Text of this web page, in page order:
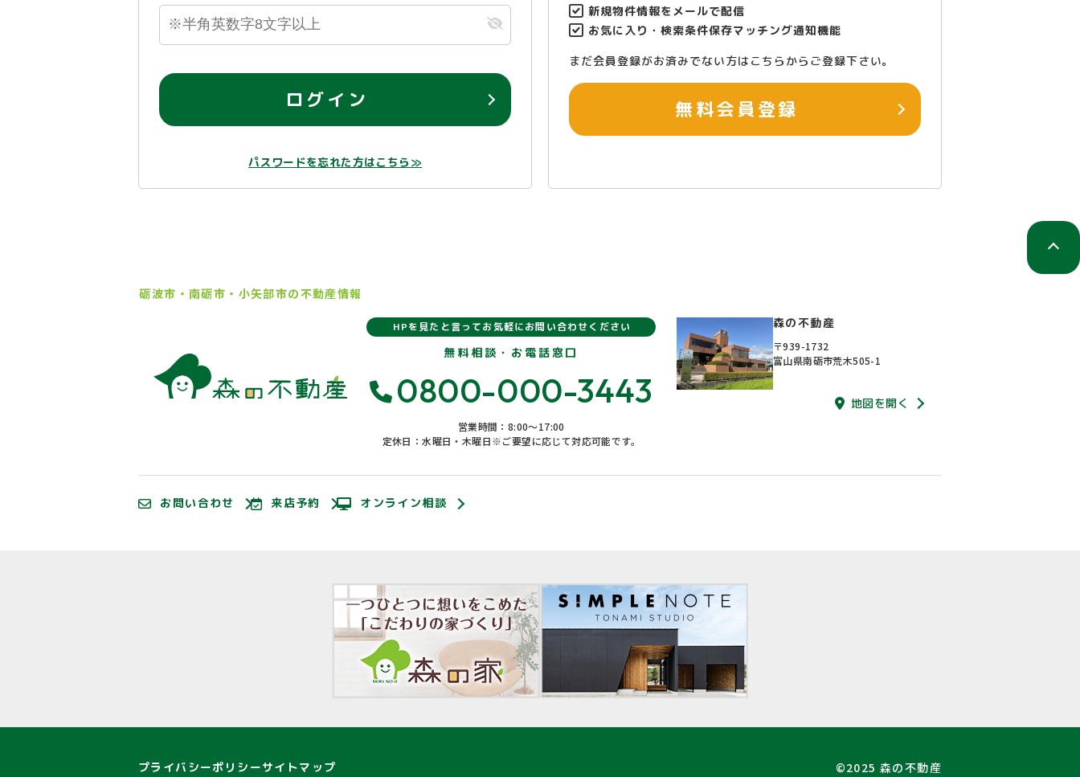
ログイン
パスワードを忘れた方はこちら≫
新規物件情報をメールで配信
お気に入り・検索条件保存マッチング通知機能
まだ会員登録がお済みでない方はこちらからご登録下さい。
無料会員登録
砺波市・南砺市・小矢部市の不動産情報
HPを見たと言ってお気軽にお問い合わせください
無料相談・お電話窓口
0800-000-3443
営業時間：8:00〜17:00
定休日：水曜日・木曜日※ご要望に応じて対応可能です。
森の不動産
〒939-1732
富山県南砺市荒木505-1
地図を開く
お問い合わせ 来店予約 オンライン相談
プライバシーポリシーサイトマップ ©2025 森の不動産